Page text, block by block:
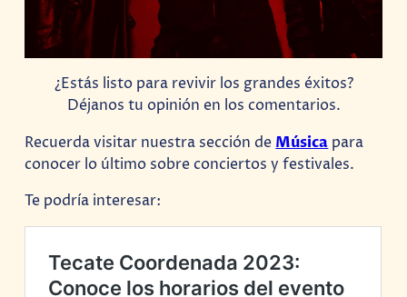
¿Estás listo para revivir los grandes éxitos?
Déjanos tu opinión en los comentarios.
Recuerda visitar nuestra sección de Música para
conocer lo último sobre conciertos y festivales.
Te podría interesar: